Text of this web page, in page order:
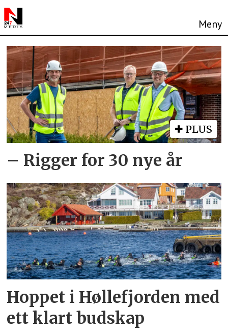
Tag:
bærekraft
PLUS
– Rigger for 30 nye år
Hoppet i Høllefjorden med
ett klart budskap